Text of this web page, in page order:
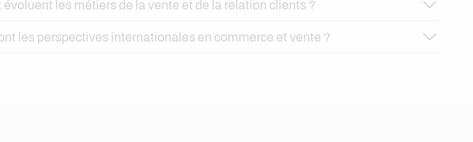
les métiers de la vente et de la relation clients ?
les perspectives internationales en commerce et vente ?